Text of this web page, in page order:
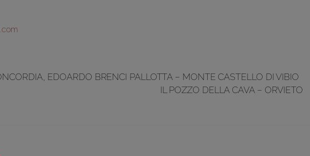
EDOARDO BRENCI PALLOTTA – MONTE CASTELLO DI VIBIO
IL POZZO DELLA CAVA – ORVIETO